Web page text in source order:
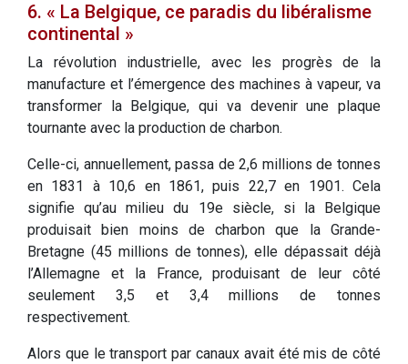
6. « La Belgique, ce paradis du libéralisme
continental »
La révolution industrielle, avec les progrès de la
manufacture et l’émergence des machines à vapeur, va
transformer la Belgique, qui va devenir une plaque
tournante avec la production de charbon.
Celle-ci, annuellement, passa de 2,6 millions de tonnes
en 1831 à 10,6 en 1861, puis 22,7 en 1901. Cela
signifie qu’au milieu du 19e siècle, si la Belgique
produisait bien moins de charbon que la Grande-
Bretagne (45 millions de tonnes), elle dépassait déjà
l’Allemagne et la France, produisant de leur côté
seulement 3,5 et 3,4 millions de tonnes
respectivement.
Alors que le transport par canaux avait été mis de côté